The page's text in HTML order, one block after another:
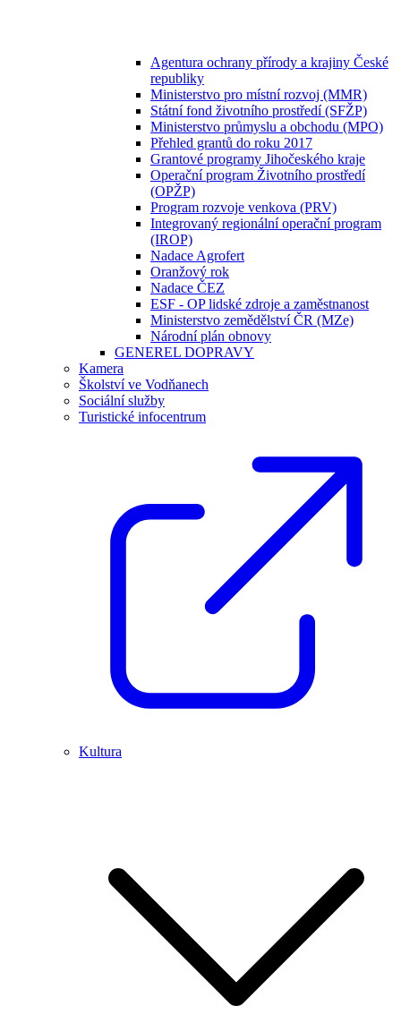
Agentura ochrany přírody a krajiny České
republiky
Ministerstvo pro místní rozvoj (MMR)
Státní fond životního prostředí (SFŽP)
Ministerstvo průmyslu a obchodu (MPO)
Přehled grantů do roku 2017
Grantové programy Jihočeského kraje
Operační program Životního prostředí
(OPŽP)
Program rozvoje venkova (PRV)
Integrovaný regionální operační program
(IROP)
Nadace Agrofert
Oranžový rok
Nadace ČEZ
ESF - OP lidské zdroje a zaměstnanost
Ministerstvo zemědělství ČR (MZe)
Národní plán obnovy
GENEREL DOPRAVY
Kamera
Školství ve Vodňanech
Sociální služby
Turistické infocentrum
Kultura